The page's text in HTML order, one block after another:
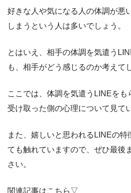
好きな人や気になる人の体調が悪
しまうという人は多いでしょう。
とはいえ、相手の体調を気遣う
も、相手がどう感じるのか考えて
ここでは、体調を気遣うLINEをも
受け取った側の心理について見て
また、嬉しいと思われるLINEの特
ても触れていますので、ぜひ最後
さい。
関連記事はこちら▽